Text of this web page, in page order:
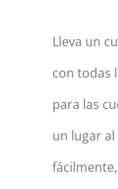
Lleva un
con todas
para las
un lugar